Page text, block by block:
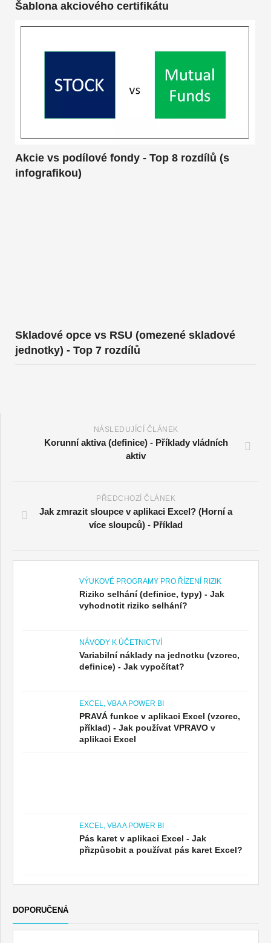
Šablona akciového certifikátu
Akcie vs podílové fondy - Top 8 rozdílů (s
infografikou)
Skladové opce vs RSU (omezené skladové
jednotky) - Top 7 rozdílů
NÁSLEDUJÍCÍ ČLÁNEK
Korunní aktiva (definice) - Příklady vládních
aktiv
PŘEDCHOZÍ ČLÁNEK
Jak zmrazit sloupce v aplikaci Excel? (Horní a
více sloupců) - Příklad
VÝUKOVÉ PROGRAMY PRO ŘÍZENÍ RIZIK
Riziko selhání (definice, typy) - Jak
vyhodnotit riziko selhání?
NÁVODY K ÚČETNICTVÍ
Variabilní náklady na jednotku (vzorec,
definice) - Jak vypočítat?
EXCEL, VBA A POWER BI
PRAVÁ funkce v aplikaci Excel (vzorec,
příklad) - Jak používat VPRAVO v
aplikaci Excel
EXCEL, VBA A POWER BI
Pás karet v aplikaci Excel - Jak
přizpůsobit a používat pás karet Excel?
DOPORUČENÁ